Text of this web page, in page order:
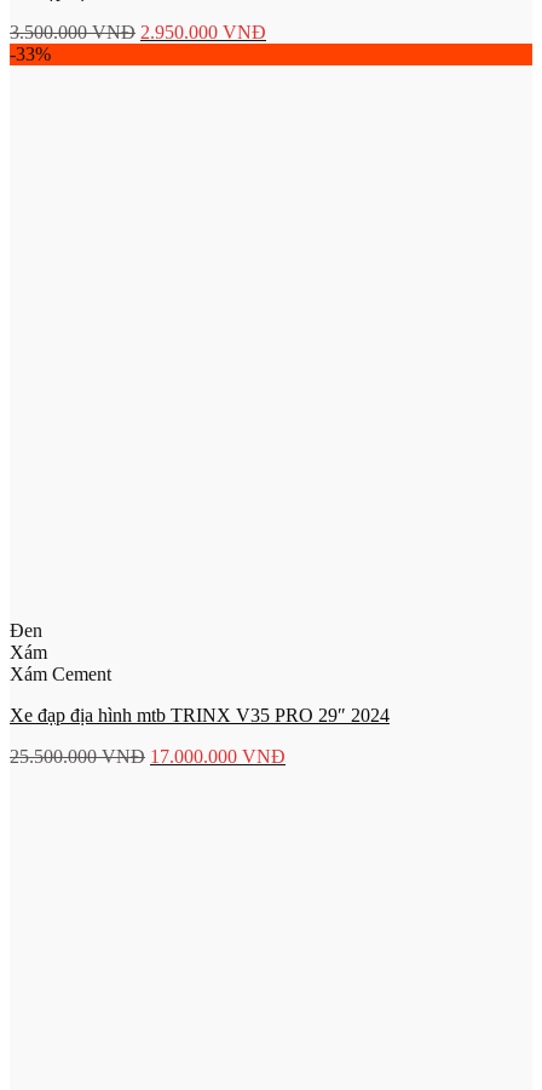
3.500.000VNĐ 2.950.000 VNĐ
-33%
Đen
Xám
Xám Cement
Xe đạp địa hình mtb TRINX V35 PRO 29″ 2024
25.500.000VNĐ 17.000.000 VNĐ